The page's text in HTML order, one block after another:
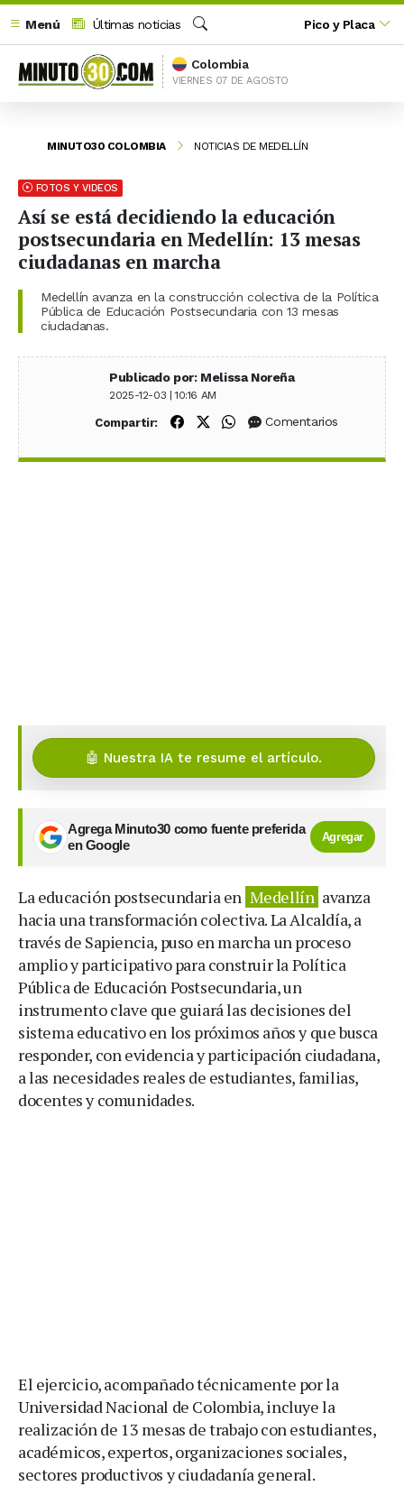
Menú
Últimas noticias
Buscar
Pico y Placa
Colombia
VIERNES 07 DE AGOSTO
MINUTO30 COLOMBIA NOTICIAS DE MEDELLÍN
FOTOS Y VIDEOS
Así se está decidiendo la educación
postsecundaria en Medellín: 13 mesas
ciudadanas en marcha
Medellín avanza en la construcción colectiva de la Política
Pública de Educación Postsecundaria con 13 mesas
ciudadanas.
Publicado por: Melissa Noreña
2025-12-03 | 10:16 AM
Compartir: Compartir en Facebook
Compartir en X (Twitter)
Compartir en WhatsApp
Comentarios
🤖 Nuestra IA te resume el artículo.
Agrega Minuto30 como fuente preferida
en Google
Agregar
La educación postsecundaria en Medellín avanza
hacia una transformación colectiva. La Alcaldía, a
través de Sapiencia, puso en marcha un proceso
amplio y participativo para construir la Política
Pública de Educación Postsecundaria, un
instrumento clave que guiará las decisiones del
sistema educativo en los próximos años y que busca
responder, con evidencia y participación ciudadana,
a las necesidades reales de estudiantes, familias,
docentes y comunidades.
El ejercicio, acompañado técnicamente por la
Universidad Nacional de Colombia, incluye la
realización de 13 mesas de trabajo con estudiantes,
académicos, expertos, organizaciones sociales,
sectores productivos y ciudadanía general.